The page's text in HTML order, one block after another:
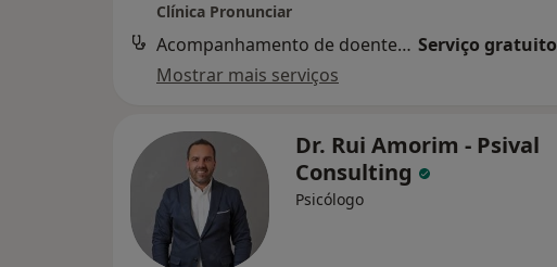
Clínica Pronunciar
Acompanhamento de doentes crónicos Serviço gratuito
Mostrar mais serviços
Dr. Rui Amorim - Psival
Consulting
Psicólogo